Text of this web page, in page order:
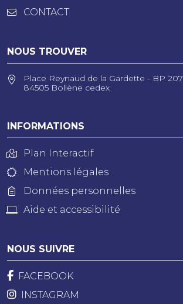
CONTACT
NOUS TROUVER
Place Reynaud de la Gardette - BP 207
84505 Bollène cedex
INFORMATIONS
Plan Interactif
Mentions légales
Données personnelles
Aide et accessibilité
NOUS SUIVRE
FACEBOOK
INSTAGRAM